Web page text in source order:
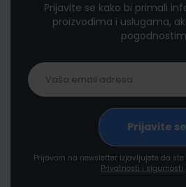
Prijavite se kako bi primali
proizvodima i uslugama,
Prijavom na newsletter izjavljujete da
Privatnosti i sigurnosti